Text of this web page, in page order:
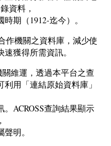
資料，
期（1912-迄今）。
作機關之資料庫，減少使
獲得所需資訊。
維運，透過本平台之查
用「連結原始資料庫」
ACROSS查詢結果顯示
明。